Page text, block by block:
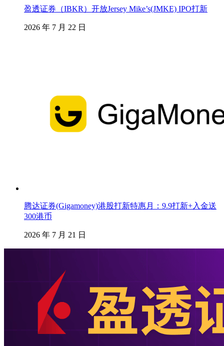
盈透证券（IBKR）开放Jersey Mike’s(JMKE) IPO打新
2026 年 7 月 22 日
腾达证券(Gigamoney)港股打新特惠月：9.9打新+入金送
300港币
2026 年 7 月 21 日